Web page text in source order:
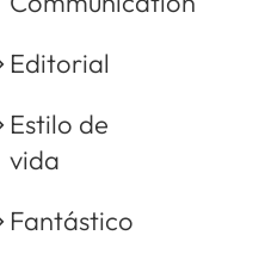
Editorial
Estilo de
vida
Fantástico